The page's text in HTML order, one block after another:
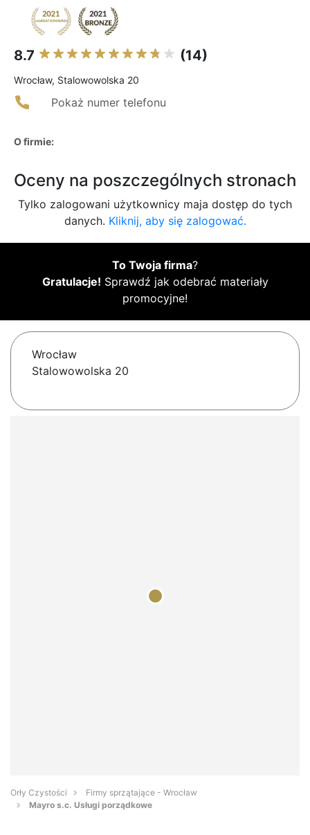
8.7 (14)
Wrocław, Stalowowolska 20
Pokaż numer telefonu
O firmie:
Oceny na poszczególnych stronach
Tylko zalogowani użytkownicy maja dostęp do tych
danych. Kliknij, aby się zalogować.
To Twoja firma?
Gratulacje! Sprawdź jak odebrać materiały
promocyjne!
Wrocław
Stalowowolska 20
Orły Czystości
Firmy sprzątające - Wrocław
Mayro s.c. Usługi porządkowe